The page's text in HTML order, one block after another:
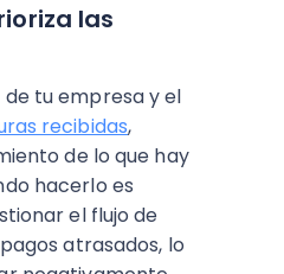
las
tu empresa y el
recibidas,
de lo que hay
hacerlo es
el flujo de
atrasados, lo